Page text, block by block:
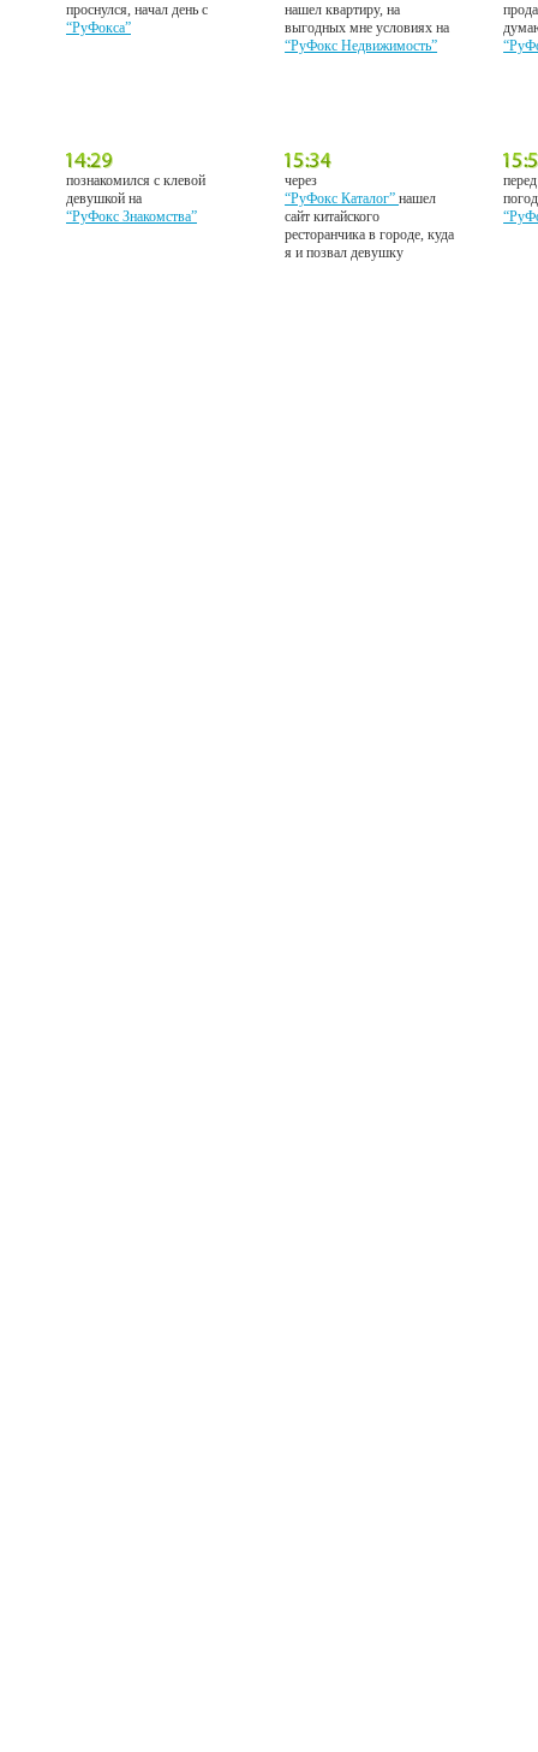
проснулся, начал день с
“РуФокса”
нашел квартиру, на
выгодных мне условиях на
“РуФокс Недвижимость”
познакомился с клевой
девушкой на
“РуФокс Знакомства”
через
“РуФокс Каталог”нашел
сайт китайского
ресторанчика в городе, куда
я и позвал девушку